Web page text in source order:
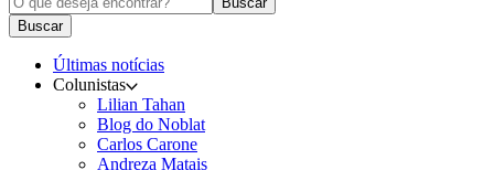
Buscar
Últimas notícias
Colunistas
Lilian Tahan
Blog do Noblat
Carlos Carone
Andreza Matais